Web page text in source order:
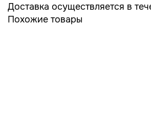
Доставка осуществляется в
Похожие товары